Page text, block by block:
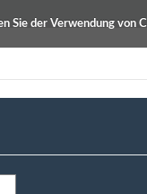
Sie der Verwendung von